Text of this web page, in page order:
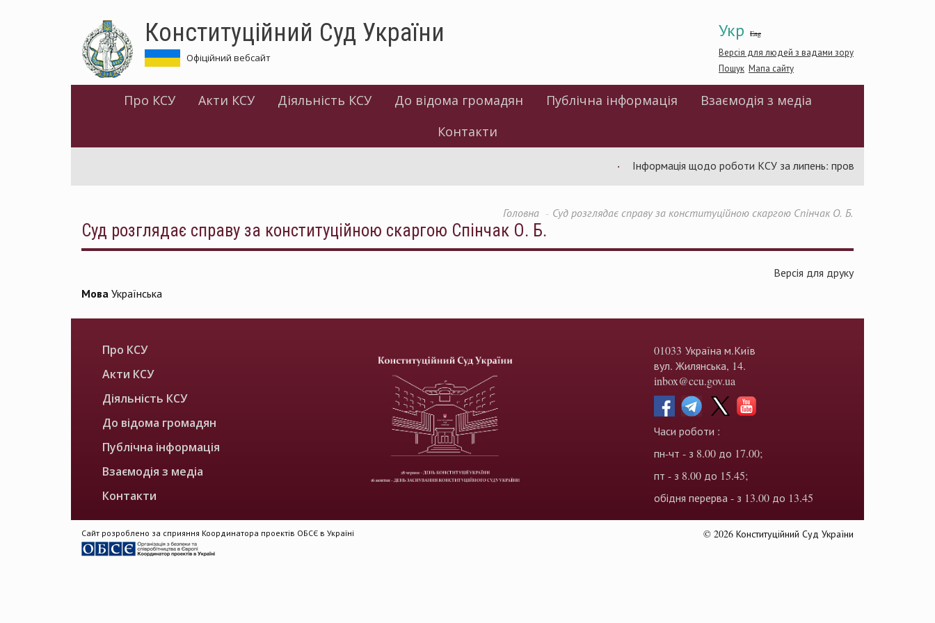
Укр Eng
Версія для людей з вадами зору
Пошук Мапа сайту
Конституційний Суд України
Офіційний вебсайт
Про КСУ Акти КСУ Діяльність КСУ До відома громадян Публічна інформація
Взаємодія з медіа
Контакти
Інформація щодо роботи КСУ за липень: проведено 94
Головна Суд розглядає справу за конституційною скаргою Спінчак О. Б.
Суд розглядає справу за конституційною скаргою Спінчак О. Б.
Версія для друку
Мова Українська
Про КСУ
Акти КСУ
Діяльність КСУ
До відома громадян
Публічна інформація
Взаємодія з медіа
Контакти
01033 Україна м.Київ
вул. Жилянська, 14.
inbox@ccu.gov.ua
Часи роботи :
пн-чт - з 8.00 до 17.00;
пт - з 8.00 до 15.45;
обідня перерва - з 13.00 до 13.45
Сайт розроблено за сприяння Координатора проектів ОБСЄ в Україні © 2026 Конституційний Суд України